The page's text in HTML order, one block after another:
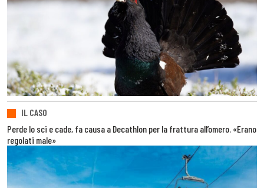
IL CASO
Perde lo sci e cade, fa causa a Decathlon per la frattura all’omero. «Erano
regolati male»